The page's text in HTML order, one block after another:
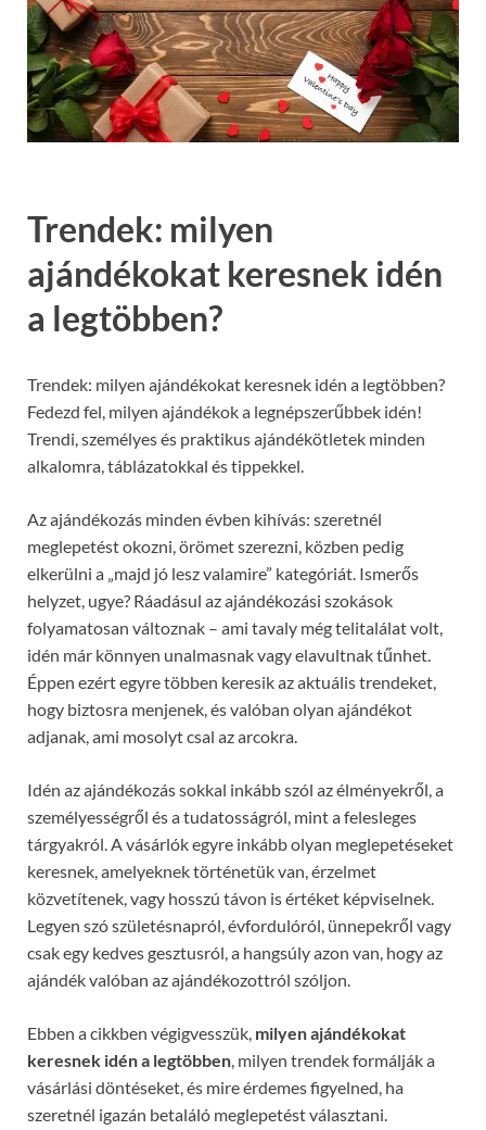
Trendek: milyen
ajándékokat keresnek idén
a legtöbben?
Trendek: milyen ajándékokat keresnek idén a legtöbben?
Fedezd fel, milyen ajándékok a legnépszerűbbek idén!
Trendi, személyes és praktikus ajándékötletek minden
alkalomra, táblázatokkal és tippekkel.
Az ajándékozás minden évben kihívás: szeretnél
meglepetést okozni, örömet szerezni, közben pedig
elkerülni a „majd jó lesz valamire” kategóriát. Ismerős
helyzet, ugye? Ráadásul az ajándékozási szokások
folyamatosan változnak – ami tavaly még telitalálat volt,
idén már könnyen unalmasnak vagy elavultnak tűnhet.
Éppen ezért egyre többen keresik az aktuális trendeket,
hogy biztosra menjenek, és valóban olyan ajándékot
adjanak, ami mosolyt csal az arcokra.
Idén az ajándékozás sokkal inkább szól az élményekről, a
személyességről és a tudatosságról, mint a felesleges
tárgyakról. A vásárlók egyre inkább olyan meglepetéseket
keresnek, amelyeknek történetük van, érzelmet
közvetítenek, vagy hosszú távon is értéket képviselnek.
Legyen szó születésnapról, évfordulóról, ünnepekről vagy
csak egy kedves gesztusról, a hangsúly azon van, hogy az
ajándék valóban az ajándékozottról szóljon.
Ebben a cikkben végigvesszük, milyen ajándékokat
keresnek idén a legtöbben, milyen trendek formálják a
vásárlási döntéseket, és mire érdemes figyelned, ha
szeretnél igazán betaláló meglepetést választani.